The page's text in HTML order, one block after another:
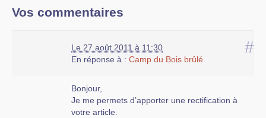
Vos commentaires
#
Le 27 août 2011 à 11:30
En réponse à : Camp du Bois brûlé
Bonjour,
Je me permets d’apporter une rectification à
votre article.